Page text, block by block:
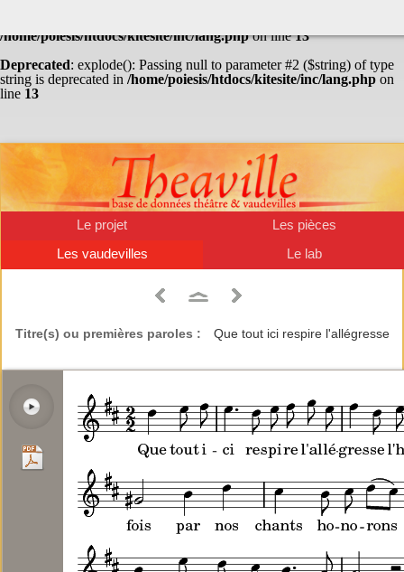
/home/poiesis/htdocs/kitesite/inc/lang.phpon line13
Deprecated: explode(): Passing null to parameter #2 ($string) of type
string is deprecated in /home/poiesis/htdocs/kitesite/inc/lang.php on
line 13
Le projet
Les pièces
Les vaudevilles
Le lab
Titre(s) ou premières paroles : Que tout ici respire l'allégresse